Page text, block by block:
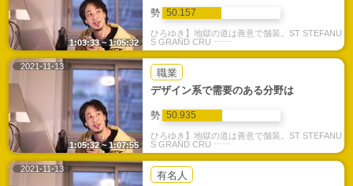
勢 50.157
ひろゆき】地獄の道は善意で舗装。ST STEFANU
S GRAND CRU ⋯⋯
1:03:33 ~ 1:05:32
2021-11-13
職業
デザイン系で需要のある分野は
勢 50.935
ひろゆき】地獄の道は善意で舗装。ST STEFANU
S GRAND CRU ⋯⋯
1:05:32 ~ 1:07:55
2021-11-13
有名人